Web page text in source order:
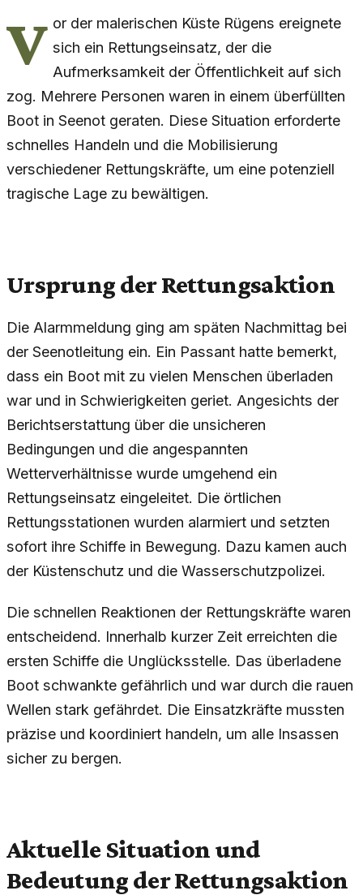
V or der malerischen Küste Rügens ereignete
sich ein Rettungseinsatz, der die
Aufmerksamkeit der Öffentlichkeit auf sich
zog. Mehrere Personen waren in einem überfüllten
Boot in Seenot geraten. Diese Situation erforderte
schnelles Handeln und die Mobilisierung
verschiedener Rettungskräfte, um eine potenziell
tragische Lage zu bewältigen.
Ursprung der Rettungsaktion
Die Alarmmeldung ging am späten Nachmittag bei
der Seenotleitung ein. Ein Passant hatte bemerkt,
dass ein Boot mit zu vielen Menschen überladen
war und in Schwierigkeiten geriet. Angesichts der
Berichtserstattung über die unsicheren
Bedingungen und die angespannten
Wetterverhältnisse wurde umgehend ein
Rettungseinsatz eingeleitet. Die örtlichen
Rettungsstationen wurden alarmiert und setzten
sofort ihre Schiffe in Bewegung. Dazu kamen auch
der Küstenschutz und die Wasserschutzpolizei.
Die schnellen Reaktionen der Rettungskräfte waren
entscheidend. Innerhalb kurzer Zeit erreichten die
ersten Schiffe die Unglücksstelle. Das überladene
Boot schwankte gefährlich und war durch die rauen
Wellen stark gefährdet. Die Einsatzkräfte mussten
präzise und koordiniert handeln, um alle Insassen
sicher zu bergen.
Aktuelle Situation und
Bedeutung der Rettungsaktion